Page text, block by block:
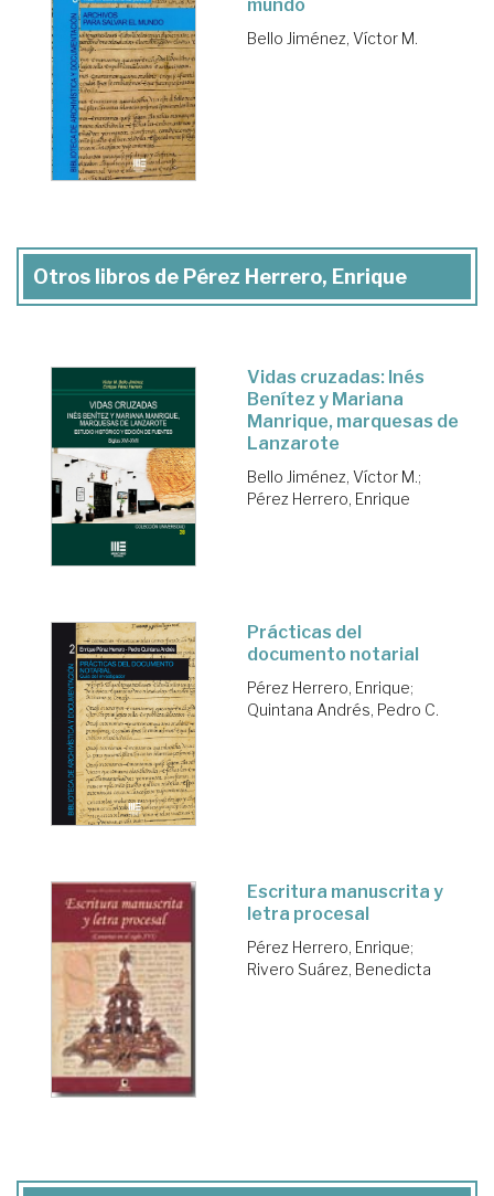
mundo
Bello Jiménez, Víctor M.
Otros libros de Pérez Herrero, Enrique
Vidas cruzadas: Inés
Benítez y Mariana
Manrique, marquesas de
Lanzarote
Bello Jiménez, Víctor M.;
Pérez Herrero, Enrique
Prácticas del
documento notarial
Pérez Herrero, Enrique;
Quintana Andrés, Pedro C.
Escritura manuscrita y
letra procesal
Pérez Herrero, Enrique;
Rivero Suárez, Benedicta